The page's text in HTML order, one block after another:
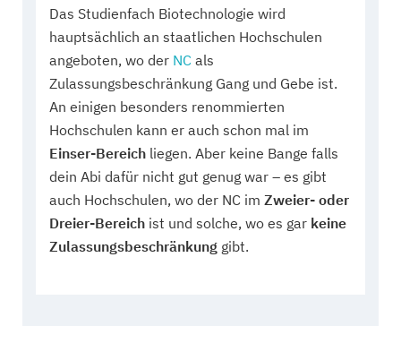
Das Studienfach Biotechnologie wird
hauptsächlich an staatlichen Hochschulen
angeboten, wo der NC als
Zulassungsbeschränkung Gang und Gebe ist.
An einigen besonders renommierten
Hochschulen kann er auch schon mal im
Einser-Bereich liegen. Aber keine Bange falls
dein Abi dafür nicht gut genug war – es gibt
auch Hochschulen, wo der NC im Zweier- oder
Dreier-Bereich ist und solche, wo es gar keine
Zulassungsbeschränkung gibt.